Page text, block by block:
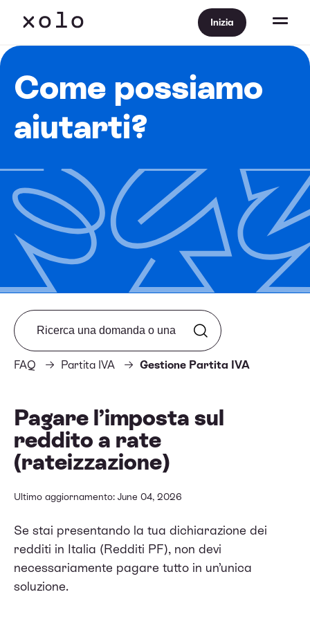
Inizia
Come possiamo
aiutarti?
FAQ Partita IVA Gestione Partita IVA
Search from FAQ
Pagare l’imposta sul
reddito a rate
(rateizzazione)
Ultimo aggiornamento: June 04, 2026
Se stai presentando la tua dichiarazione dei
redditi in Italia (Redditi PF), non devi
necessariamente pagare tutto in un’unica
soluzione.